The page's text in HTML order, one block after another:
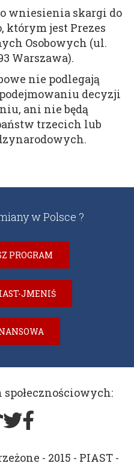
wniesienia skargi do
którym jest Prezes
Osobowych (ul.
Warszawa).
nie podlegają
decyzji
ani nie będą
trzecich lub
w Polsce ?
PROGRAM
JMENIŚ
społecznościowych:
- 2015 - PIAST -